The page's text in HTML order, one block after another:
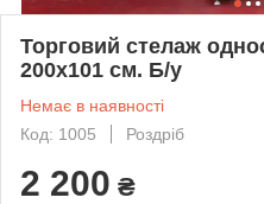
Торговий стелаж
200х101 см. Б/у
Немає в наявності
Код: 1005
Роздріб
2 200 ₴